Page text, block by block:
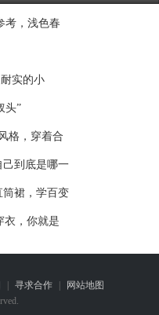
考，浅色春
实的小
头”
格，穿着合
己到底是哪一
裙，学百变
衣，你就是
| 寻求合作 |
网站地图